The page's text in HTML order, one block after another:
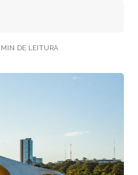
DE LEITURA